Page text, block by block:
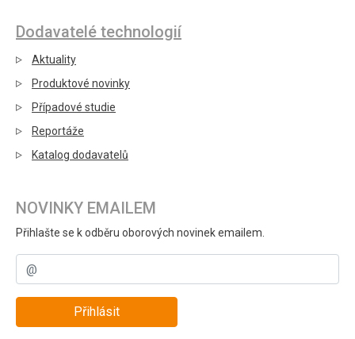
Dodavatelé technologií
Aktuality
Produktové novinky
Případové studie
Reportáže
Katalog dodavatelů
NOVINKY EMAILEM
Přihlašte se k odběru oborových novinek emailem.
Přihlásit